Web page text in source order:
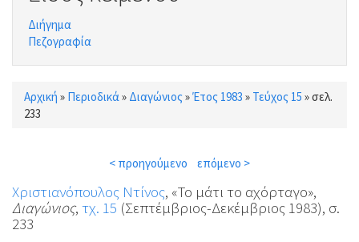
Διήγημα
Πεζογραφία
Είστε εδώ
Αρχική » Περιοδικά » Διαγώνιος »Έτος 1983 » Τεύχος 15 »σελ.
233
< προηγούμενο επόμενο >
Χριστιανόπουλος Ντίνος, «Το μάτι το αχόρταγο»,
Διαγώνιος, τχ. 15 (Σεπτέμβριος-Δεκέμβριος 1983), σ.
233